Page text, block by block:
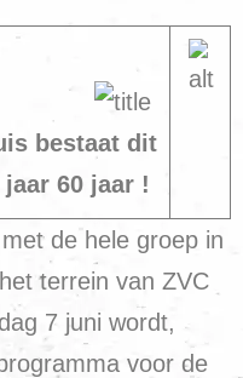
bestaat dit
jaar 60 jaar !
de hele groep in
terrein van ZVC
7 juni wordt,
voor de